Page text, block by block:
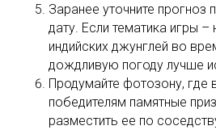
Заранее уточните прогноз
дату. Если тематика игры –
индийских джунглей во
дождливую погоду лучше
Продумайте фотозону, где
победителям памятные
разместить ее по